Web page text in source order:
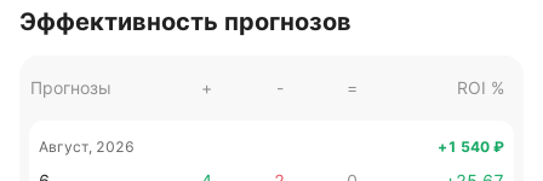
Эффективность прогнозов
Прогнозы + - = ROI %
Август, 2026 +1 540 ₽